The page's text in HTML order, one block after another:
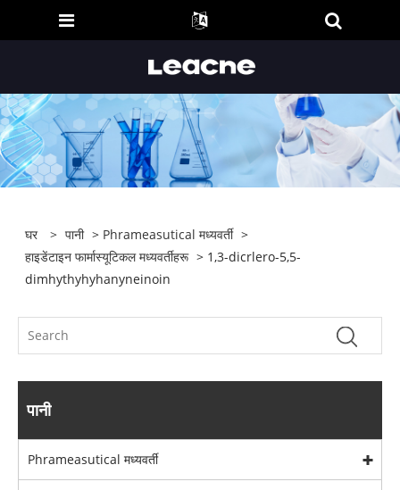
घर > पानी > Phrameasutical मध्यवर्ती >
हाइडेंटाइन फार्मास्यूटिकल मध्यवर्तीहरू > 1,3-dicrlero-5,5-
dimhythyhyhanyneinoin
पानी
Phrameasutical मध्यवर्ती